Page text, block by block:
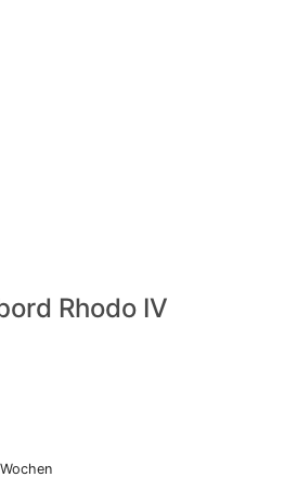
Rhodo IV